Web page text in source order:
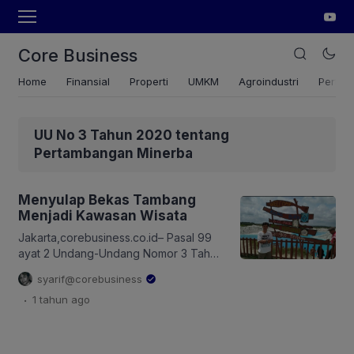
Core Business
Home Finansial Properti UMKM Agroindustri
UU No 3 Tahun 2020 tentang
Pertambangan Minerba
Menyulap Bekas Tambang
Menjadi Kawasan Wisata
Jakarta,corebusiness.co.id– Pasal 99
ayat 2 Undang-Undang Nomor 3 Tahun
2020 menyebutkan, pelaksanaan
reklamasi dan pascatambang dilakukan
sesuai dengan peruntukan lahan
syarif@corebusiness
. 1 tahun ago